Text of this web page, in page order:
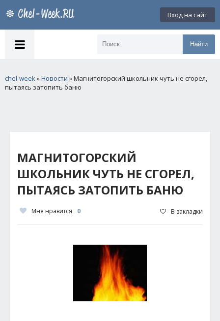
Вход на сайт
Найти
chel-week»Новости » Магнитогорский школьник чуть не сгорел,
пытаясь затопить баню
МАГНИТОГОРСКИЙ
ШКОЛЬНИК ЧУТЬ НЕ СГОРЕЛ,
ПЫТАЯСЬ ЗАТОПИТЬ БАНЮ
Мне нравится 0 В закладки